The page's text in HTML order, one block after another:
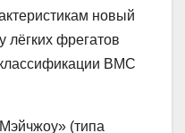
новый
лёгких фрегатов
ВМС